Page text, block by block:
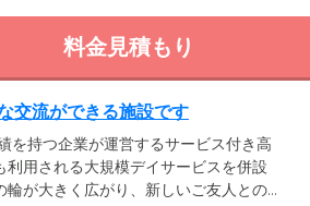
料金見積もり
交流ができる施設です
を持つ企業が運営するサービス付き高
用される大規模デイサービスを併設
が大きく広がり、新しいご友人との